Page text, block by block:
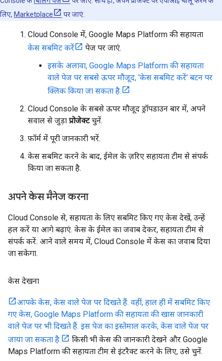
लिए, Marketplace पर जाएं.
Cloud Console में, Google Maps Platform की सहायता
केस सबमिट करें
पेज पर जाएं.
इसके अलावा, Google Maps Platform की सहायता
वाले पेज पर सबसे ऊपर मौजूद, 'केस सबमिट करें' बटन पर
क्लिक किया जा सकता है.
Cloud Console के सबसे ऊपर मौजूद ड्रॉपडाउन बार में, अपने
सवाल से जुड़ा प्रोजेक्टचुनें.
फ़ॉर्म में पूरी जानकारी भरें.
केस सबमिट करने के बाद, ईमेल के ज़रिए सहायता टीम से संपर्क
किया जा सकता है.
अपने केस मैनेज करना
Cloud Console से, सहायता के लिए सबमिट किए गए केस देखें, उन्हें
हल करें या आगे बढ़ाएं. केस के ईमेल का जवाब देकर, सहायता टीम से
संपर्क करें. आने वाले समय में, Cloud Console में केस का जवाब दिया
जा सकेगा.
केस देखना
आपके केस, केस वाले पेज पर दिखते हैं. वहीं, हाल ही में सबमिट किए
गए केस, Google Maps Platform की सहायता की खास जानकारी
वाले पेज पर भी दिखते हैं. इस पेज का इस्तेमाल करके, केस वाले पेज पर
जाया जा सकता है.
किसी भी केस की जानकारी देखने और Google
Maps Platform की सहायता टीम से इंटरैक्ट करने के लिए, उसे चुनें.